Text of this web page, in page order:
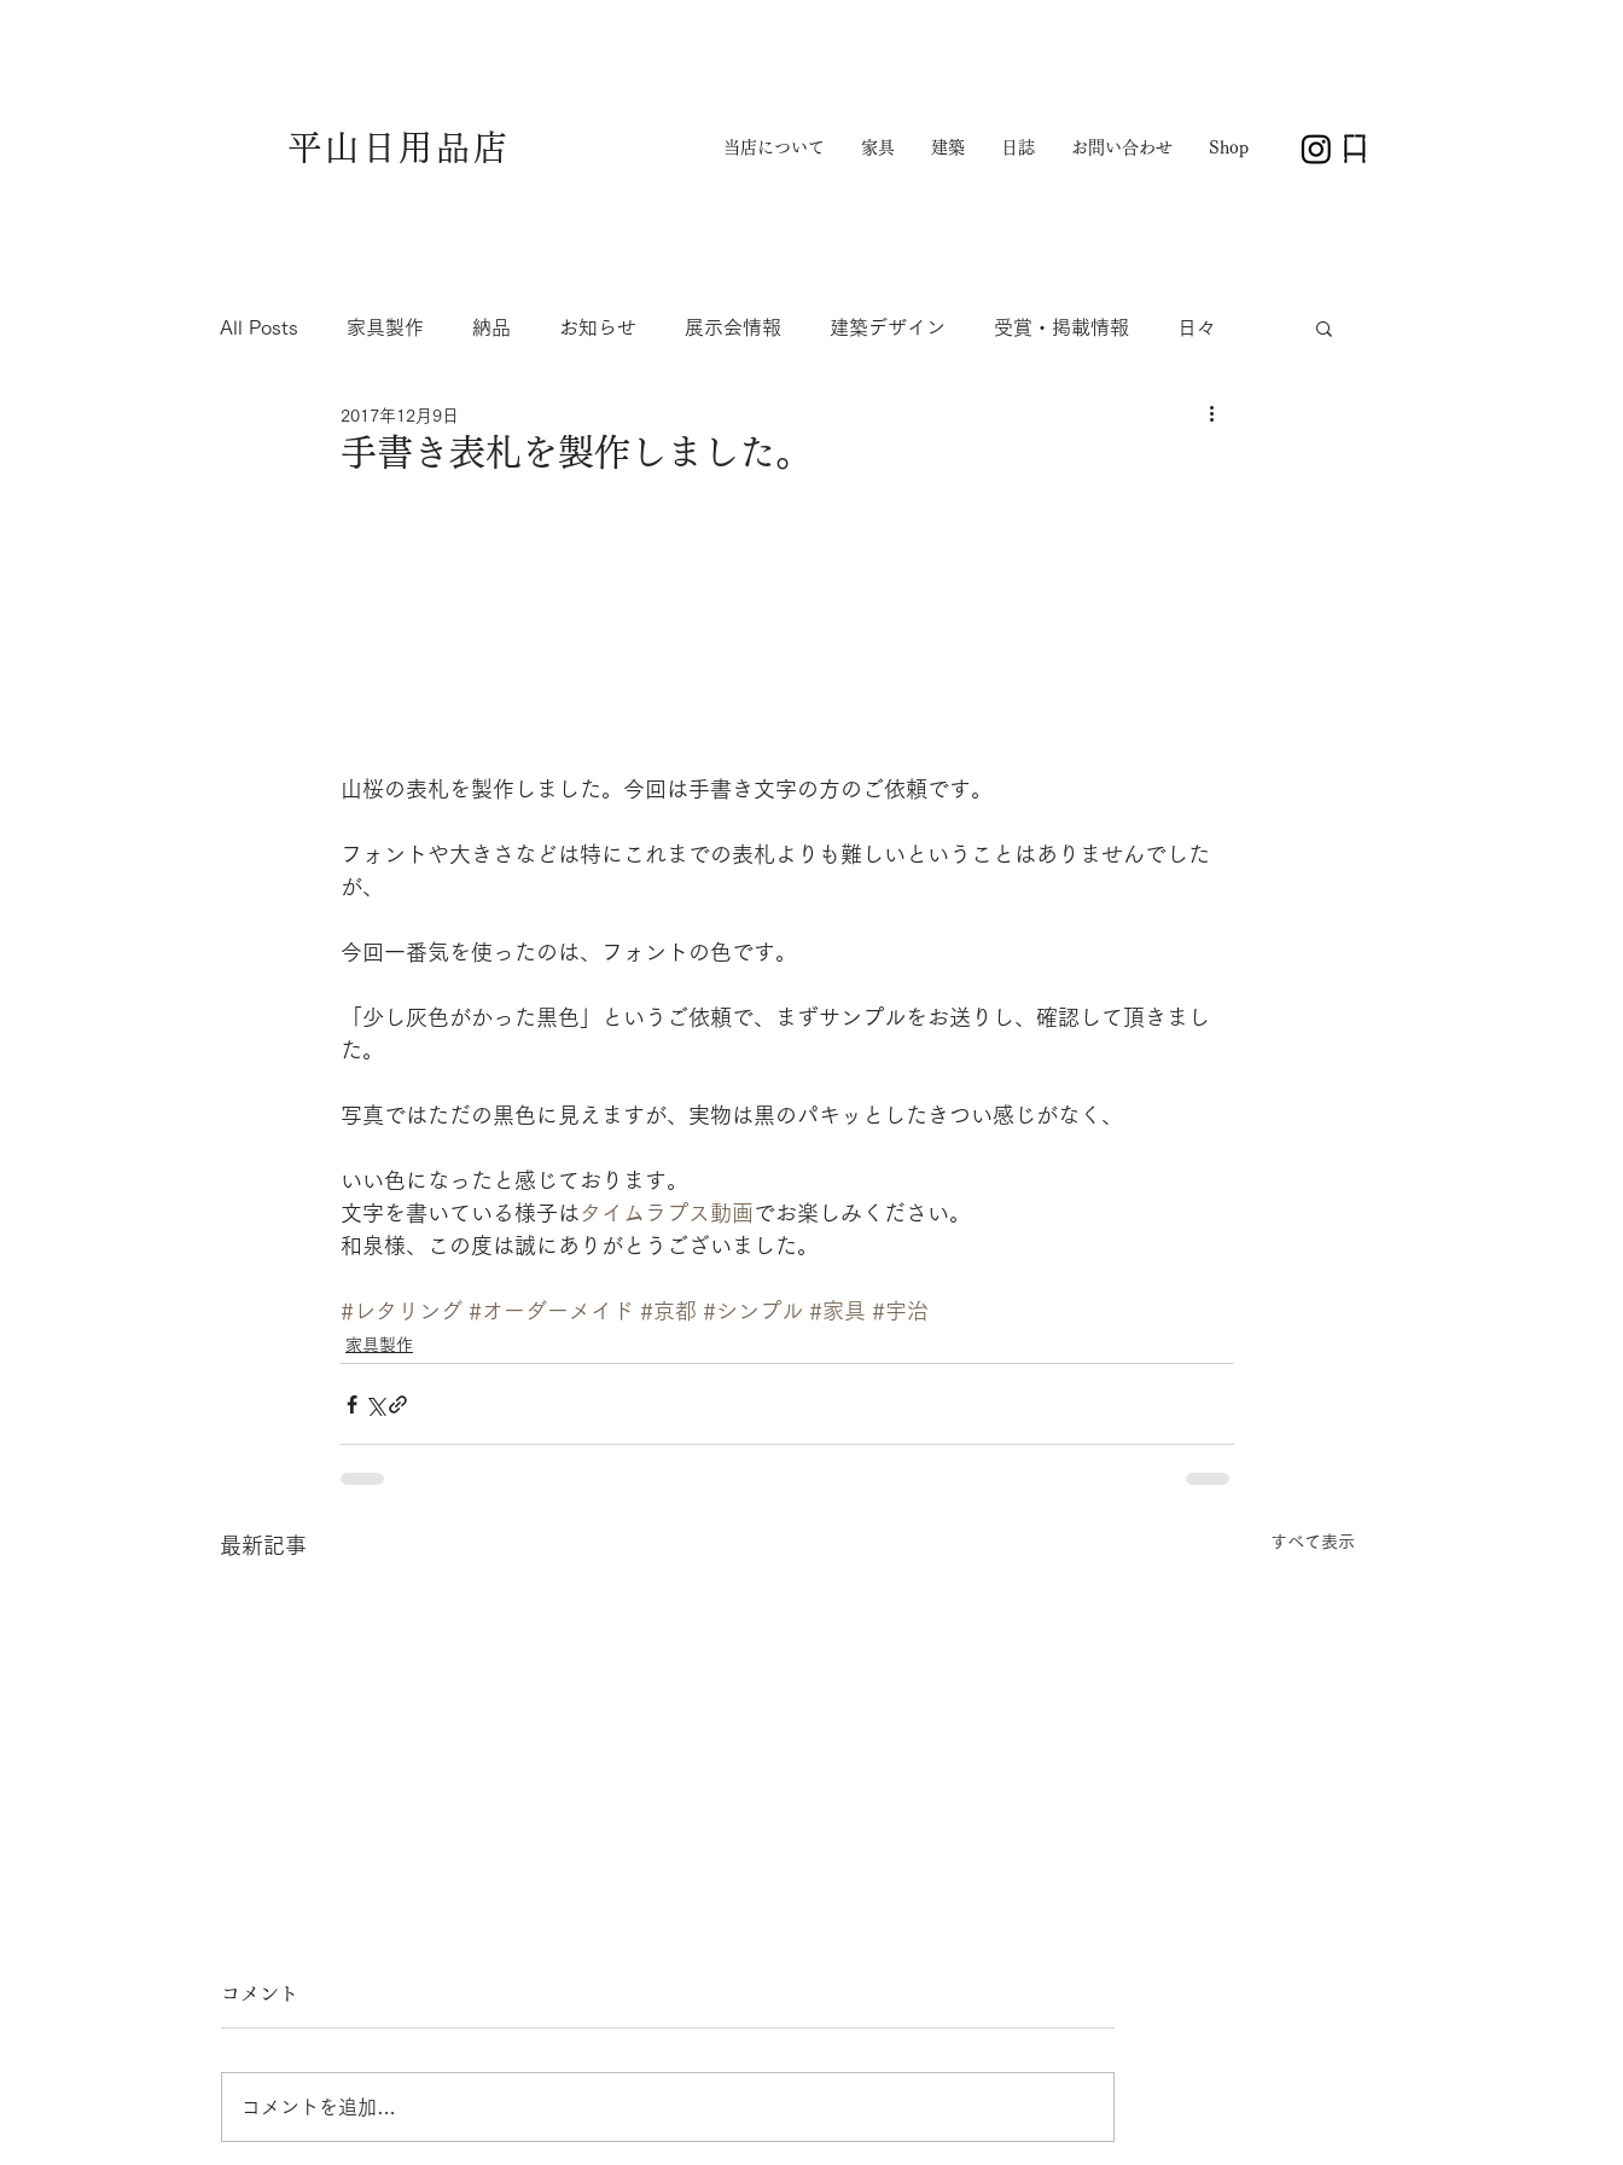
平山日用品店 当店について 家具 建築 日誌 お問い合わせ Shop
All Posts 家具製作 納品 お知らせ 展示会情報 建築デザイン 受賞・掲載情報 日々
手書き表札を製作しました。
2017年12月9日
山桜の表札を製作しました。今回は手書き文字の方のご依頼です。
フォントや大きさなどは特にこれまでの表札よりも難しいということはありませんでした
が、
今回一番気を使ったのは、フォントの色です。
「少し灰色がかった黒色」というご依頼で、まずサンプルをお送りし、確認して頂きまし
た。
写真ではただの黒色に見えますが、実物は黒のパキッとしたきつい感じがなく、
いい色になったと感じております。
文字を書いている様子は タイムラプス動画でお楽しみください。
和泉様、この度は誠にありがとうございました。
#レタリング #オーダーメイド #京都 #シンプル #家具 #宇治
家具製作
最新記事 すべて表示
強度試験を受けました 仏壇を製作しました。
コメント
コメントを追加…